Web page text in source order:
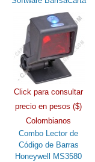
Click para consultar
precio en pesos ($)
Colombianos
Combo Lector de
Código de Barras
Honeywell MS3580